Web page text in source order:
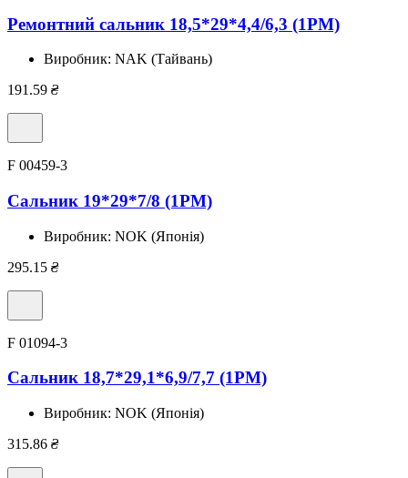
Ремонтний сальник 18,5*29*4,4/6,3 (1PM)
Виробник: NAK (Тайвань)
191.59 ₴
F 00459-3
Сальник 19*29*7/8 (1PM)
Виробник: NOK (Японія)
295.15 ₴
F 01094-3
Сальник 18,7*29,1*6,9/7,7 (1PM)
Виробник: NOK (Японія)
315.86 ₴